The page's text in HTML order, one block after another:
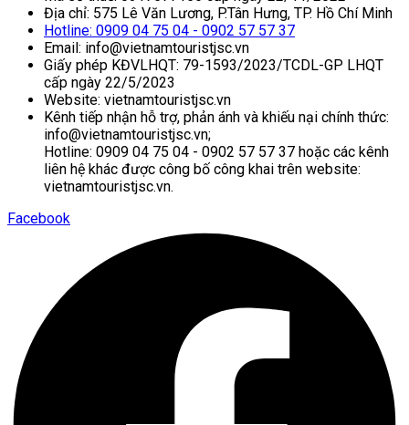
Địa chỉ: 575 Lê Văn Lương, P.Tân Hưng, TP. Hồ Chí Minh
Hotline: 0909 04 75 04 - 0902 57 57 37
Email: info@vietnamtouristjsc.vn
Giấy phép KĐVLHQT: 79-1593/2023/TCDL-GP LHQT
cấp ngày 22/5/2023
Website: vietnamtouristjsc.vn
Kênh tiếp nhận hỗ trợ, phản ánh và khiếu nại chính thức:
info@vietnamtouristjsc.vn;
Hotline: 0909 04 75 04 - 0902 57 57 37 hoặc các kênh
liên hệ khác được công bố công khai trên website:
vietnamtouristjsc.vn.
Facebook